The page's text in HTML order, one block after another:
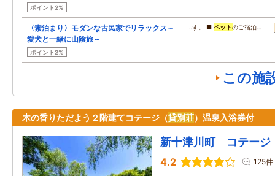
ポイント2%
〈素泊まり〉モダンな古民家でリラックス～
愛犬と一緒に山陰旅～
ポイント2%
…す。 ■ペットのご宿泊…
この施
木の香りただよう２階建てコテージ（貸別荘）温泉入浴券付
新十津川町 コテー
4.2 125件